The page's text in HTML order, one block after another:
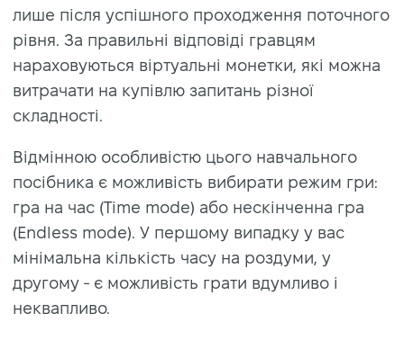
лише після успішного проходження поточного
рівня. За правильні відповіді гравцям
нараховуються віртуальні монетки, які можна
витрачати на купівлю запитань різної
складності.
Відмінною особливістю цього навчального
посібника є можливість вибирати режим гри:
гра на час (Time mode) або нескінченна гра
(Endless mode). У першому випадку у вас
мінімальна кількість часу на роздуми, у
другому - є можливість грати вдумливо і
неквапливо.